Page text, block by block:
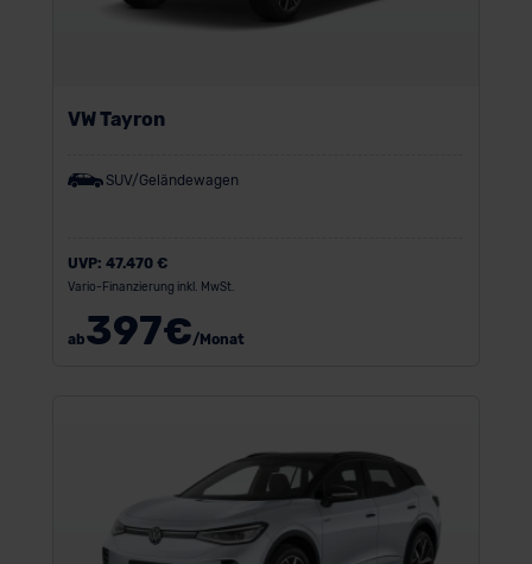
VW Tayron
SUV/Geländewagen
UVP: 47.470 €
Vario-Finanzierung inkl. MwSt.
ab397€/Monat